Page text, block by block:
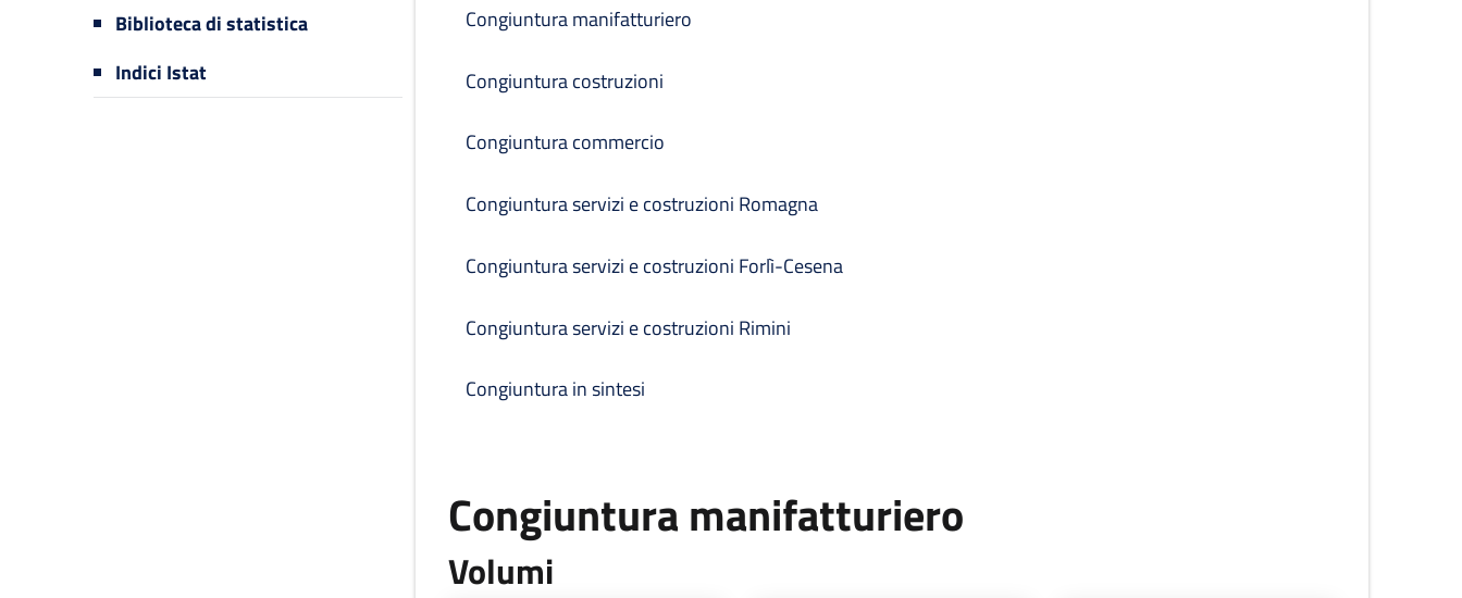
Biblioteca di statistica
Indici Istat
Congiuntura manifatturiero
Congiuntura costruzioni
Congiuntura commercio
Congiuntura servizi e costruzioni Romagna
Congiuntura servizi e costruzioni Forlì-Cesena
Congiuntura servizi e costruzioni Rimini
Congiuntura in sintesi
Congiuntura manifatturiero
Volumi